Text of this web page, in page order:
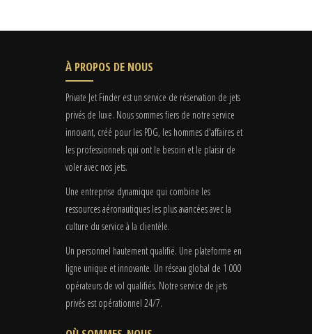
À PROPOS DE NOUS
Private Jet Finder est un service de réservation de jets
privés de luxe. Nous sommes fiers de notre service
innovant, créé pour les PDG, les hommes d'affaires et
les professionnels qui ont le besoin et le plaisir de
voler avec nos jets.
Une entreprise dynamique qui combine les
ressources aéronautiques les plus avancées avec la
culture du service à la clientèle.
Un personnel hautement qualifié. Une plateforme en
ligne unique et innovante. Un réseau global de 1 000
opérateurs de vol qualifiés. Notre service de jets
privés est opérationnel 24/7.